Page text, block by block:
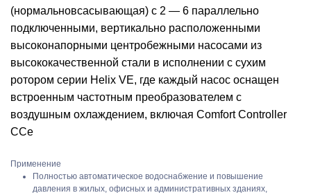
(нормальновсасывающая) с 2 — 6 параллельно
подключенными, вертикально расположенными
высоконапорными центробежными насосами из
высококачественной стали в исполнении с сухим
ротором серии Helix VE, где каждый насос оснащен
встроенным частотным преобразователем с
воздушным охлаждением, включая Comfort Controller
CCe
Применение
Полностью автоматическое водоснабжение и повышение
давления в жилых, офисных и административных зданиях,